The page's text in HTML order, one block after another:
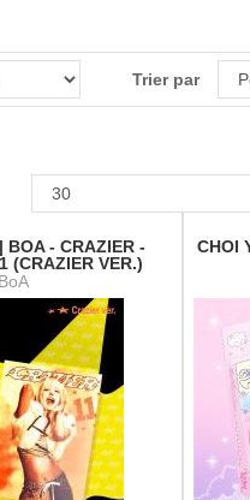
Trier par
BOA - CRAZIER -
(CRAZIER VER.)
BoA
CHOI